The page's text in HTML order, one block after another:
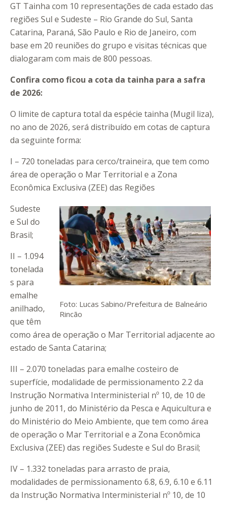
GT Tainha com 10 representações de cada estado das
regiões Sul e Sudeste – Rio Grande do Sul, Santa
Catarina, Paraná, São Paulo e Rio de Janeiro, com
base em 20 reuniões do grupo e visitas técnicas que
dialogaram com mais de 800 pessoas.
Confira como ficou a cota da tainha para a safra
de 2026:
O limite de captura total da espécie tainha (Mugil liza),
no ano de 2026, será distribuído em cotas de captura
da seguinte forma:
I – 720 toneladas para cerco/traineira, que tem como
área de operação o Mar Territorial e a Zona
Econômica Exclusiva (ZEE) das Regiões
Foto: Lucas Sabino/Prefeitura de Balneário
Rincão
Sudeste
e Sul do
Brasil;
II – 1.094
tonelada
s para
emalhe
anilhado,
que têm
como área de operação o Mar Territorial adjacente ao
estado de Santa Catarina;
III – 2.070 toneladas para emalhe costeiro de
superfície, modalidade de permissionamento 2.2 da
Instrução Normativa Interministerial nº 10, de 10 de
junho de 2011, do Ministério da Pesca e Aquicultura e
do Ministério do Meio Ambiente, que tem como área
de operação o Mar Territorial e a Zona Econômica
Exclusiva (ZEE) das regiões Sudeste e Sul do Brasil;
IV – 1.332 toneladas para arrasto de praia,
modalidades de permissionamento 6.8, 6.9, 6.10 e 6.11
da Instrução Normativa Interministerial nº 10, de 10